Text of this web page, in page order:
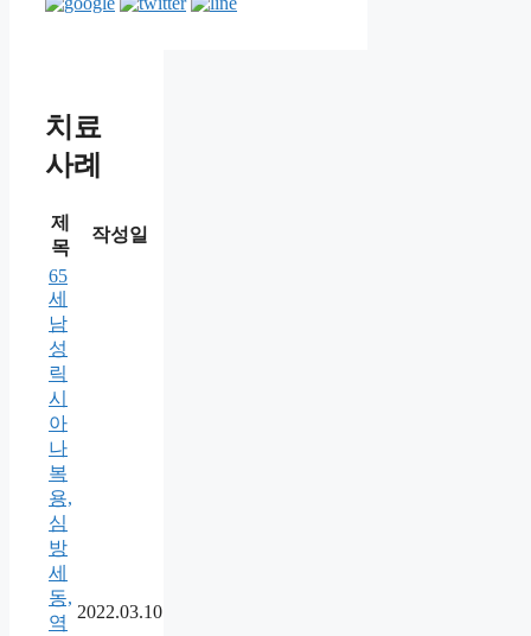
치료
사례
제
목
작성일
65
세
남
성
릭
시
아
나
복
용,
심
방
세
동,
역
2022.03.10